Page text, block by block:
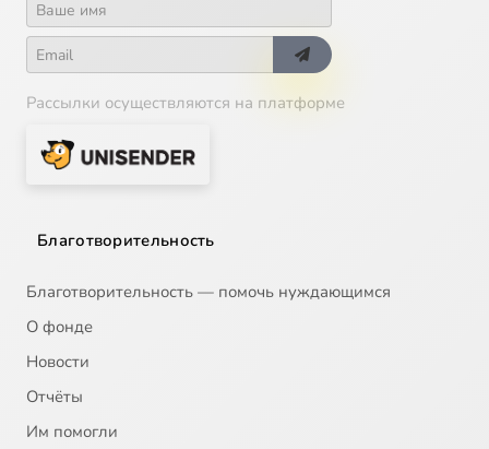
Рассылки осуществляются на платформе
Благотворительность
Благотворительность — помочь нуждающимся
О фонде
Новости
Отчёты
Им помогли